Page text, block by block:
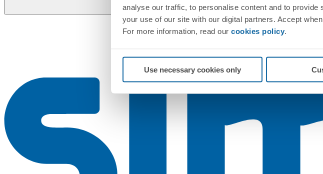
analyse our traffic, to personalise content and to
your use of our site with our digital partners. Accept
For more information, read our cookies policy.
Use necessary cookies only